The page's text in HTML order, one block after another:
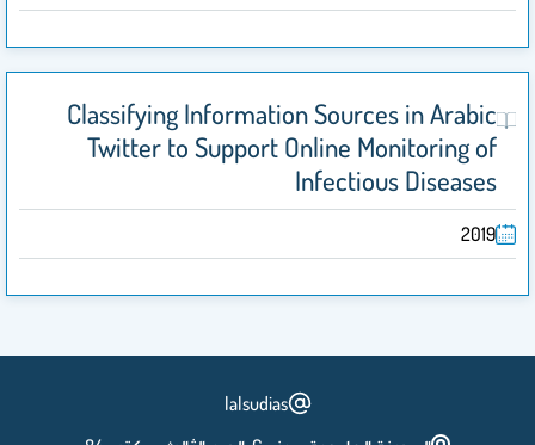
Classifying Information Sources in Arabic
Twitter to Support Online Monitoring of
Infectious Diseases
2019
lalsudias